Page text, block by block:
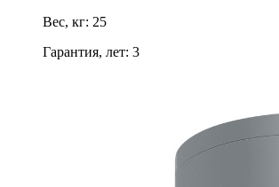
Вес, кг: 25
Гарантия, лет: 3